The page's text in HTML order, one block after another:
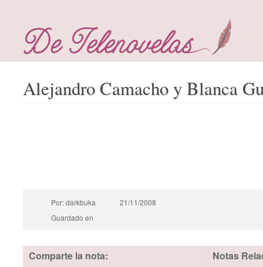
Alejandro Camacho y Blanca
Por: darkbuka
21/11/2008
Guardado en
Comparte la nota: Notas